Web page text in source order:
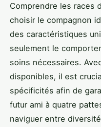
Comprendre les races
choisir le compagnon
des caractéristiques
seulement le
soins nécessaires.
disponibles, il est
spécificités afin de
futur ami à quatre
naviguer entre